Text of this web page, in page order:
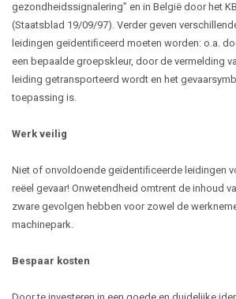
gezondheidssignalering” en in België door het
(Staatsblad 19/09/97). Verder geven
leidingen geïdentiﬁceerd moeten worden: o.a.
een bepaalde groepskleur, door de vermelding
leiding getransporteerd wordt en het
toepassing is.
Werk veilig
Niet of onvoldoende geïdentiﬁceerde leidingen
reëel gevaar! Onwetendheid omtrent de inhoud
zware gevolgen hebben voor zowel de
machinepark.
Bespaar kosten